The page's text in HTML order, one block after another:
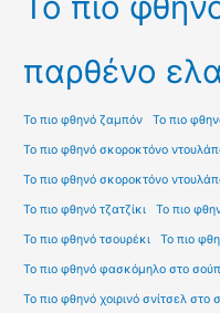
παρθένο
Το πιο φθηνό ζαμπόν Το πιο
Το πιο φθηνό σκοροκτόνο
Το πιο φθηνό σκοροκτόνο
Το πιο φθηνό τζατζίκι Το πιο
Το πιο φθηνό τσουρέκι Το πιο
Το πιο φθηνό φασκόμηλο στο
Το πιο φθηνό χοιρινό σνίτσελ στο